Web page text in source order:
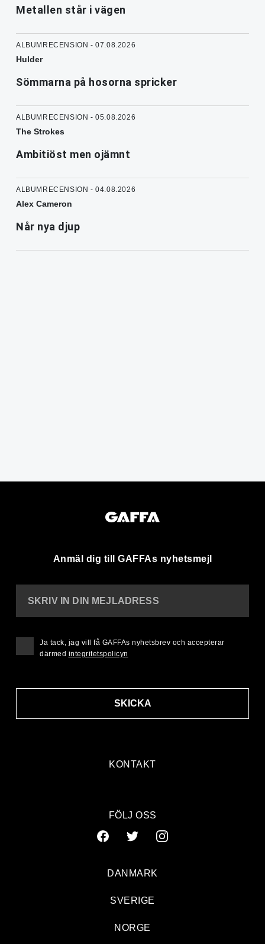
Metallen står i vägen
ALBUMRECENSION - 07.08.2026
Hulder
Sömmarna på hosorna spricker
ALBUMRECENSION - 05.08.2026
The Strokes
Ambitiöst men ojämnt
ALBUMRECENSION - 04.08.2026
Alex Cameron
Når nya djup
Anmäl dig till GAFFAs nyhetsmejl
KONTAKT
SKRIV IN DIN MEJLADRESS
SKICKA
Ja tack, jag vill få GAFFAs nyhetsbrev och accepterar
därmed integritetspolicyn
FÖLJ OSS
DANMARK
SVERIGE
NORGE